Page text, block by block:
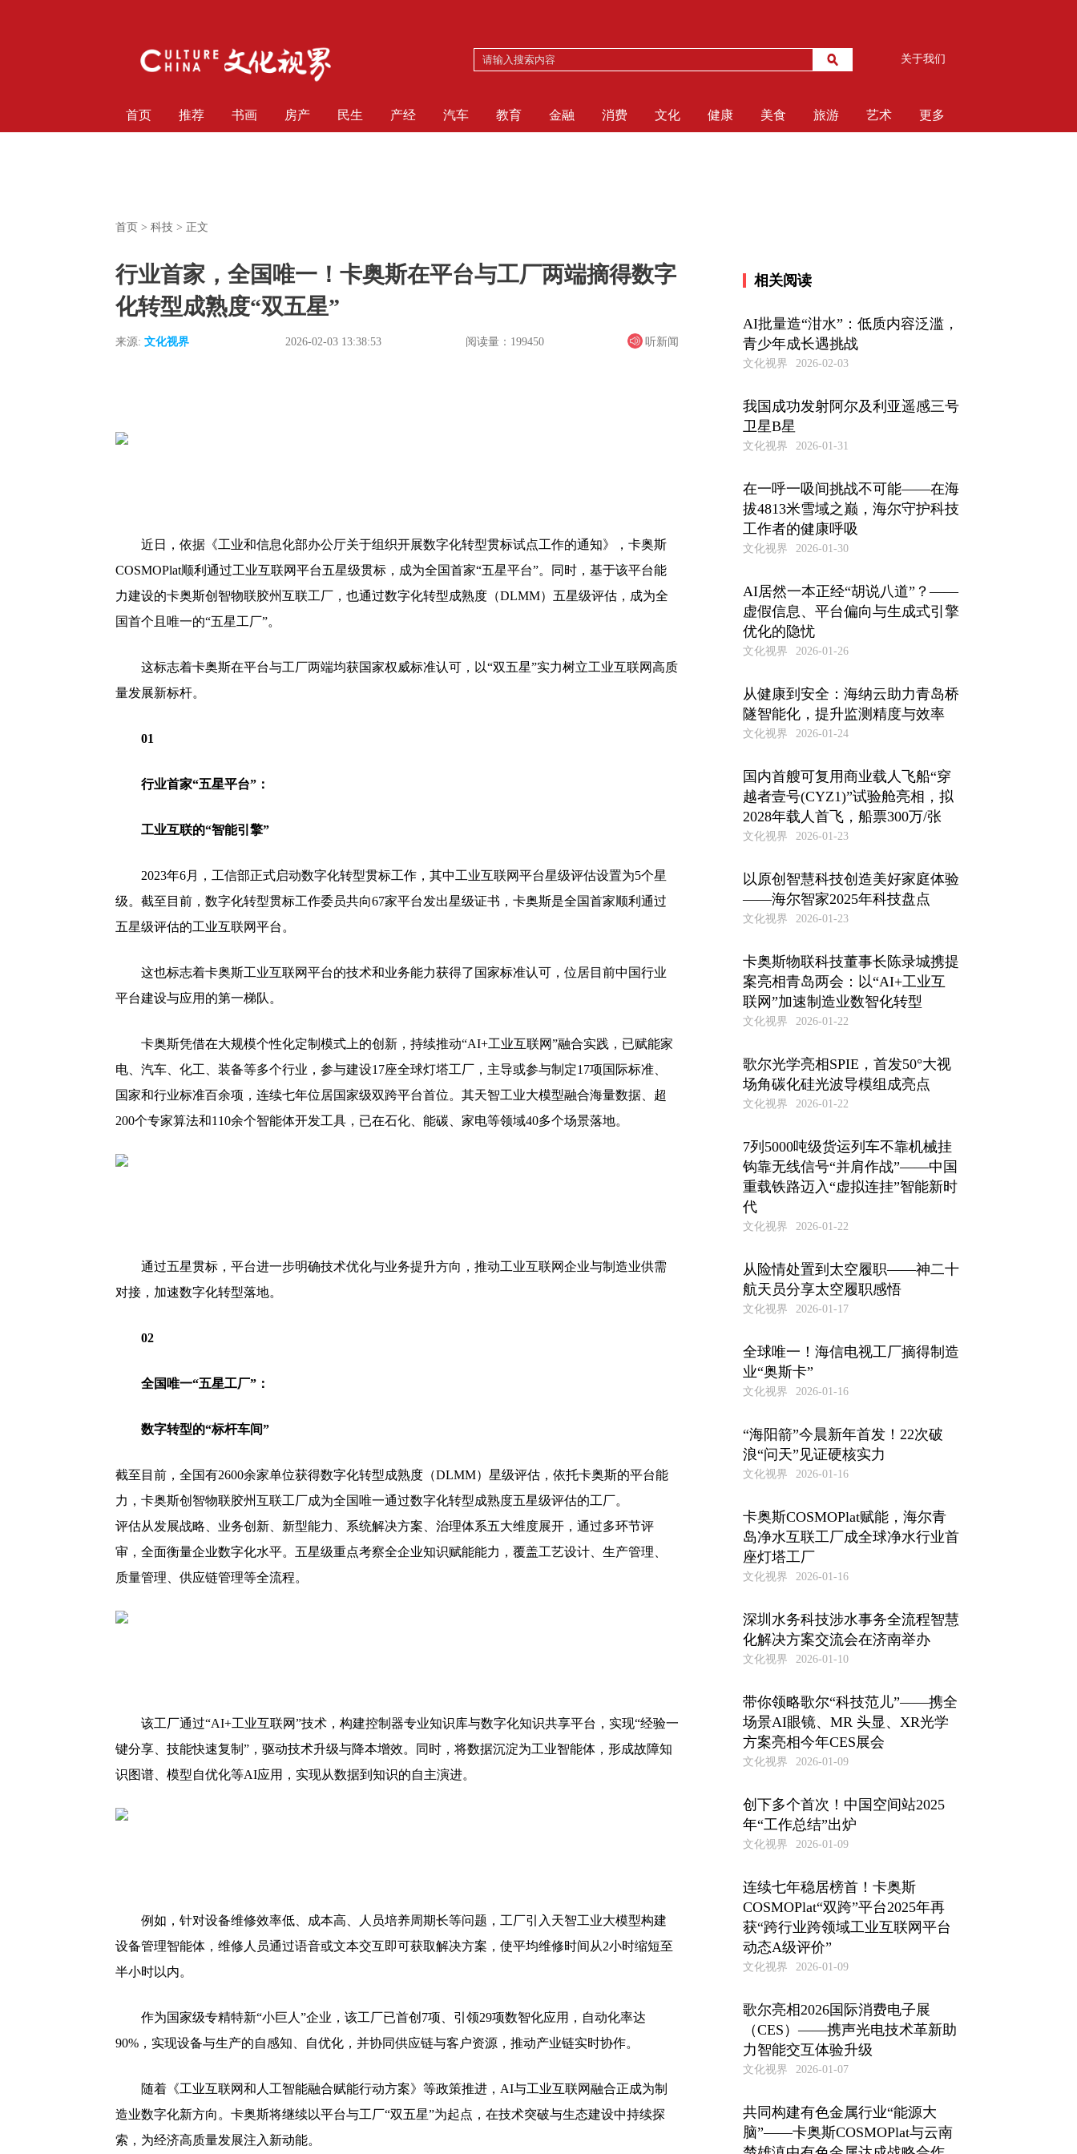
关于我们
首页 推荐 书画 房产 民生 产经 汽车 教育 金融 消费 文化 健康 美食 旅游 艺术 更多
首页 > 科技 > 正文
行业首家，全国唯一！卡奥斯在平台与工厂两端摘得数字
化转型成熟度“双五星”
来源: 文化视界 2026-02-03 13:38:53 阅读量：199450 听新闻
近日，依据《工业和信息化部办公厅关于组织开展数字化转型贯标试点工作的通知》，卡奥斯
COSMOPlat顺利通过工业互联网平台五星级贯标，成为全国首家“五星平台”。同时，基于该平台能
力建设的卡奥斯创智物联胶州互联工厂，也通过数字化转型成熟度（DLMM）五星级评估，成为全
国首个且唯一的“五星工厂”。
这标志着卡奥斯在平台与工厂两端均获国家权威标准认可，以“双五星”实力树立工业互联网高质
量发展新标杆。
01
行业首家“五星平台”：
工业互联的“智能引擎”
2023年6月，工信部正式启动数字化转型贯标工作，其中工业互联网平台星级评估设置为5个星
级。截至目前，数字化转型贯标工作委员共向67家平台发出星级证书，卡奥斯是全国首家顺利通过
五星级评估的工业互联网平台。
这也标志着卡奥斯工业互联网平台的技术和业务能力获得了国家标准认可，位居目前中国行业
平台建设与应用的第一梯队。
卡奥斯凭借在大规模个性化定制模式上的创新，持续推动“AI+工业互联网”融合实践，已赋能家
电、汽车、化工、装备等多个行业，参与建设17座全球灯塔工厂，主导或参与制定17项国际标准、
国家和行业标准百余项，连续七年位居国家级双跨平台首位。其天智工业大模型融合海量数据、超
200个专家算法和110余个智能体开发工具，已在石化、能碳、家电等领域40多个场景落地。
通过五星贯标，平台进一步明确技术优化与业务提升方向，推动工业互联网企业与制造业供需
对接，加速数字化转型落地。
02
全国唯一“五星工厂”：
数字转型的“标杆车间”
截至目前，全国有2600余家单位获得数字化转型成熟度（DLMM）星级评估，依托卡奥斯的平台能
力，卡奥斯创智物联胶州互联工厂成为全国唯一通过数字化转型成熟度五星级评估的工厂。
评估从发展战略、业务创新、新型能力、系统解决方案、治理体系五大维度展开，通过多环节评
审，全面衡量企业数字化水平。五星级重点考察全企业知识赋能能力，覆盖工艺设计、生产管理、
质量管理、供应链管理等全流程。
该工厂通过“AI+工业互联网”技术，构建控制器专业知识库与数字化知识共享平台，实现“经验一
键分享、技能快速复制”，驱动技术升级与降本增效。同时，将数据沉淀为工业智能体，形成故障知
识图谱、模型自优化等AI应用，实现从数据到知识的自主演进。
例如，针对设备维修效率低、成本高、人员培养周期长等问题，工厂引入天智工业大模型构建
设备管理智能体，维修人员通过语音或文本交互即可获取解决方案，使平均维修时间从2小时缩短至
半小时以内。
作为国家级专精特新“小巨人”企业，该工厂已首创7项、引领29项数智化应用，自动化率达
90%，实现设备与生产的自感知、自优化，并协同供应链与客户资源，推动产业链实时协作。
随着《工业互联网和人工智能融合赋能行动方案》等政策推进，AI与工业互联网融合正成为制
造业数字化新方向。卡奥斯将继续以平台与工厂“双五星”为起点，在技术突破与生态建设中持续探
索，为经济高质量发展注入新动能。
相关阅读
AI批量造“泔水”：低质内容泛滥，
青少年成长遇挑战
文化视界 2026-02-03
我国成功发射阿尔及利亚遥感三号
卫星B星
文化视界 2026-01-31
在一呼一吸间挑战不可能——在海
拔4813米雪域之巅，海尔守护科技
工作者的健康呼吸
文化视界 2026-01-30
AI居然一本正经“胡说八道”？——
虚假信息、平台偏向与生成式引擎
优化的隐忧
文化视界 2026-01-26
从健康到安全：海纳云助力青岛桥
隧智能化，提升监测精度与效率
文化视界 2026-01-24
国内首艘可复用商业载人飞船“穿
越者壹号(CYZ1)”试验舱亮相，拟
2028年载人首飞，船票300万/张
文化视界 2026-01-23
以原创智慧科技创造美好家庭体验
——海尔智家2025年科技盘点
文化视界 2026-01-23
卡奥斯物联科技董事长陈录城携提
案亮相青岛两会：以“AI+工业互
联网”加速制造业数智化转型
文化视界 2026-01-22
歌尔光学亮相SPIE，首发50°大视
场角碳化硅光波导模组成亮点
文化视界 2026-01-22
7列5000吨级货运列车不靠机械挂
钩靠无线信号“并肩作战”——中国
重载铁路迈入“虚拟连挂”智能新时
代
文化视界 2026-01-22
从险情处置到太空履职——神二十
航天员分享太空履职感悟
文化视界 2026-01-17
全球唯一！海信电视工厂摘得制造
业“奥斯卡”
文化视界 2026-01-16
“海阳箭”今晨新年首发！22次破
浪“问天”见证硬核实力
文化视界 2026-01-16
卡奥斯COSMOPlat赋能，海尔青
岛净水互联工厂成全球净水行业首
座灯塔工厂
文化视界 2026-01-16
深圳水务科技涉水事务全流程智慧
化解决方案交流会在济南举办
文化视界 2026-01-10
带你领略歌尔“科技范儿”——携全
场景AI眼镜、MR 头显、XR光学
方案亮相今年CES展会
文化视界 2026-01-09
创下多个首次！中国空间站2025
年“工作总结”出炉
文化视界 2026-01-09
连续七年稳居榜首！卡奥斯
COSMOPlat“双跨”平台2025年再
获“跨行业跨领域工业互联网平台
动态A级评价”
文化视界 2026-01-09
歌尔亮相2026国际消费电子展
（CES）——携声光电技术革新助
力智能交互体验升级
文化视界 2026-01-07
共同构建有色金属行业“能源大
脑”——卡奥斯COSMOPlat与云南